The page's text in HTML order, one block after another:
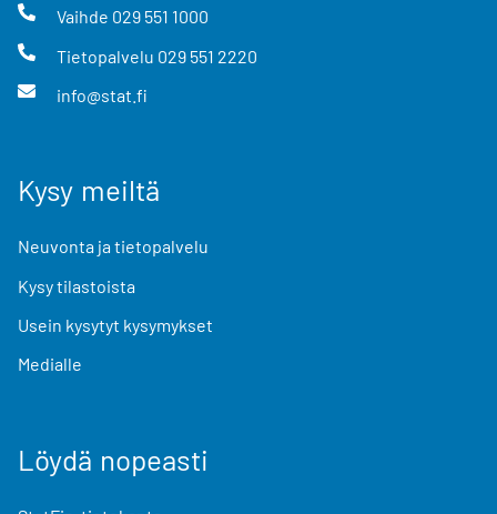
Vaihde 029 551 1000
Tietopalvelu 029 551 2220
info@stat.fi
Kysy meiltä
Neuvonta ja tietopalvelu
Kysy tilastoista
Usein kysytyt kysymykset
Medialle
Löydä nopeasti